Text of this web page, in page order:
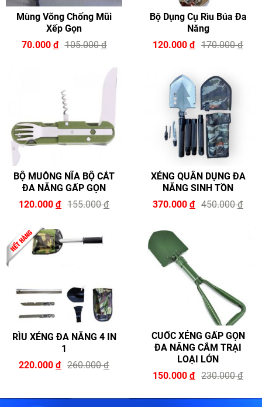
Mùng Võng Chống Mũi
Xếp Gọn
70.000 đ 105.000đ
Bộ Dụng Cụ Rìu Búa Đa
Năng
120.000 đ 170.000đ
BỘ MUỖNG NĨA BỘ CẮT
ĐA NĂNG GẤP GỌN
120.000 đ 155.000đ
XẺNG QUÂN DỤNG ĐA
NĂNG SINH TỒN
370.000 đ 450.000đ
RÌU XẺNG ĐA NĂNG 4 IN
1
220.000 đ 260.000đ
CUỐC XẺNG GẤP GỌN
ĐA NĂNG CẮM TRẠI
LOẠI LỚN
150.000 đ 230.000đ